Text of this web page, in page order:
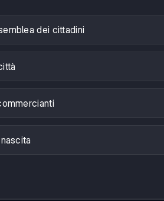
dei cittadini